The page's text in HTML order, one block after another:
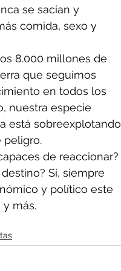
se sacian y
comida, sexo y
8.000 millones de
que seguimos
en todos los
nuestra especie
está sobreexplotando
peligro.
de reaccionar?
Sí, siempre
y político este
más.